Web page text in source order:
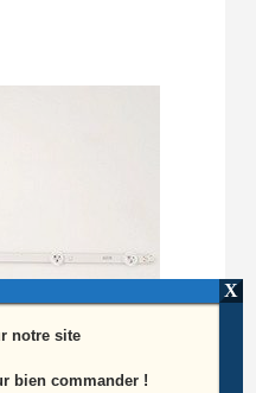
notre site
bien commander !
X